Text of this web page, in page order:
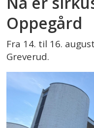
Oppegård
Fra 14. til 16.
Greverud.